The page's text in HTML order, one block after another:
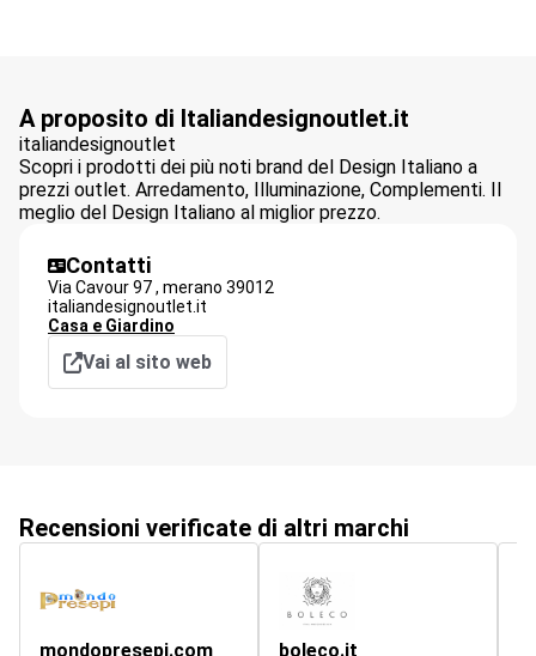
A proposito di Italiandesignoutlet.it
italiandesignoutlet
Scopri i prodotti dei più noti brand del Design Italiano a
prezzi outlet. Arredamento, Illuminazione, Complementi. Il
meglio del Design Italiano al miglior prezzo.
Contatti
Via Cavour 97 , merano 39012
italiandesignoutlet.it
Casa e Giardino
Vai al sito web
Recensioni verificate di altri marchi
mondopresepi.com boleco.it